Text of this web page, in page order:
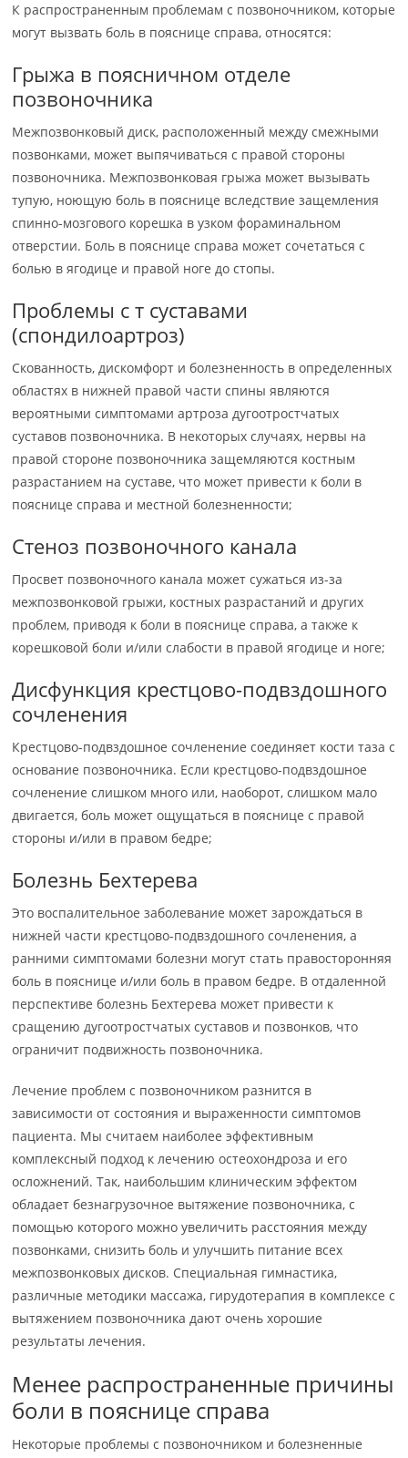
К распространенным проблемам с позвоночником, которые
могут вызвать боль в пояснице справа, относятся:
Грыжа в поясничном отделе
позвоночника
Межпозвонковый диск, расположенный между смежными
позвонками, может выпячиваться с правой стороны
позвоночника. Межпозвонковая грыжа может вызывать
тупую, ноющую боль в пояснице вследствие защемления
спинно-мозгового корешка в узком фораминальном
отверстии. Боль в пояснице справа может сочетаться с
болью в ягодице и правой ноге до стопы.
Проблемы с т суставами
(спондилоартроз)
Скованность, дискомфорт и болезненность в определенных
областях в нижней правой части спины являются
вероятными симптомами артроза дугоотростчатых
суставов позвоночника. В некоторых случаях, нервы на
правой стороне позвоночника защемляются костным
разрастанием на суставе, что может привести к боли в
пояснице справа и местной болезненности;
Стеноз позвоночного канала
Просвет позвоночного канала может сужаться из-за
межпозвонковой грыжи, костных разрастаний и других
проблем, приводя к боли в пояснице справа, а также к
корешковой боли и/или слабости в правой ягодице и ноге;
Дисфункция крестцово-подвздошного
сочленения
Крестцово-подвздошное сочленение соединяет кости таза с
основание позвоночника. Если крестцово-подвздошное
сочленение слишком много или, наоборот, слишком мало
двигается, боль может ощущаться в пояснице с правой
стороны и/или в правом бедре;
Болезнь Бехтерева
Это воспалительное заболевание может зарождаться в
нижней части крестцово-подвздошного сочленения, а
ранними симптомами болезни могут стать правосторонняя
боль в пояснице и/или боль в правом бедре. В отдаленной
перспективе болезнь Бехтерева может привести к
сращению дугоотростчатых суставов и позвонков, что
ограничит подвижность позвоночника.
Лечение проблем с позвоночником разнится в
зависимости от состояния и выраженности симптомов
пациента. Мы считаем наиболее эффективным
комплексный подход к лечению остеохондроза и его
осложнений. Так, наибольшим клиническим эффектом
обладает безнагрузочное вытяжение позвоночника, с
помощью которого можно увеличить расстояния между
позвонками, снизить боль и улучшить питание всех
межпозвонковых дисков. Специальная гимнастика,
различные методики массажа, гирудотерапия в комплексе с
вытяжением позвоночника дают очень хорошие
результаты лечения.
Менее распространенные причины
боли в пояснице справа
Некоторые проблемы с позвоночником и болезненные